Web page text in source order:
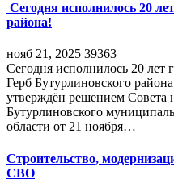
Сегодня исполнилось 20
района!
нояб 21, 2025 39363
Сегодня исполнилось 20 лет
Герб Бутурлиновского
утверждён решением Совета
Бутурлиновского
области от 21 ноября…
Строительство,
СВО